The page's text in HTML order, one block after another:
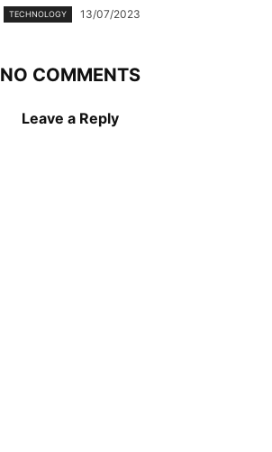
TECHNOLOGY 13/07/2023
NO COMMENTS
Leave a Reply